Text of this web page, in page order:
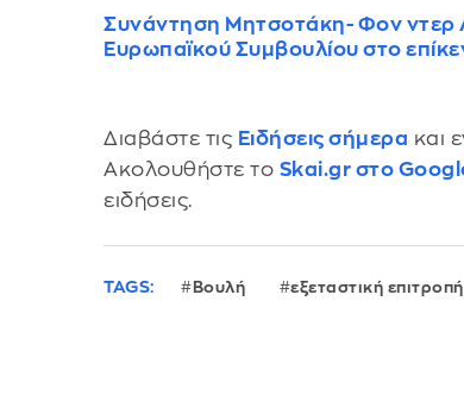
Συνάντηση Μητσοτάκη- Φον ντερ
Ευρωπαϊκού Συμβουλίου στο
Διαβάστε τις Ειδήσεις σήμερα και
Ακολουθήστε το Skai.gr στο
ειδήσεις.
TAGS: Βουλή εξεταστική επιτροπή